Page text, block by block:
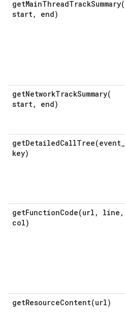
getMainThreadTrackSummary(
start, end)
getNetworkTrackSummary(
start, end)
getDetailedCallTree(event_
key)
getFunctionCode(url , line ,
col)
getResourceContent(url)